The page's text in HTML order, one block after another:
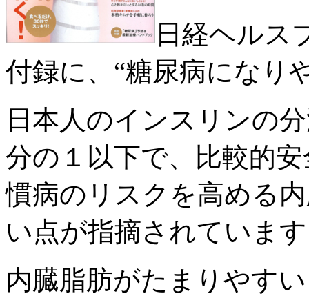
日経ヘルス
付録に、“糖尿病になり
日本人のインスリンの
分の１以下で、比較的
慣病のリスクを高める
い点が指摘されていま
内臓脂肪がたまりやす